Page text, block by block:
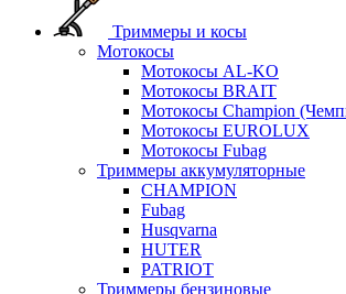
Триммеры и косы
Мотокосы
Мотокосы AL-KO
Мотокосы BRAIT
Мотокосы Champion
Мотокосы EUROLUX
Мотокосы Fubag
Триммеры аккумуляторные
CHAMPION
Fubag
Husqvarna
HUTER
PATRIOT
Триммеры бензиновые